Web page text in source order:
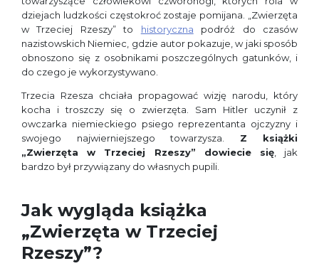
dziejach ludzkości częstokroć zostaje pomijana. „Zwierzęta
w Trzeciej Rzeszy” to historyczna podróż do czasów
nazistowskich Niemiec, gdzie autor pokazuje, w jaki sposób
obnoszono się z osobnikami poszczególnych gatunków, i
do czego je wykorzystywano.
Trzecia Rzesza chciała propagować wizję narodu, który
kocha i troszczy się o zwierzęta. Sam Hitler uczynił z
owczarka niemieckiego psiego reprezentanta ojczyzny i
swojego najwierniejszego towarzysza. Z książki
„Zwierzęta w Trzeciej Rzeszy” dowiecie się, jak
bardzo był przywiązany do własnych pupili.
Jak wygląda książka
„Zwierzęta w Trzeciej
Rzeszy”?